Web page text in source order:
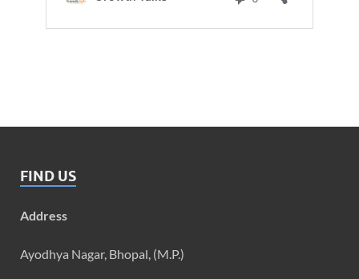
FIND US
Address
Ayodhya Nagar, Bhopal, (M.P.)